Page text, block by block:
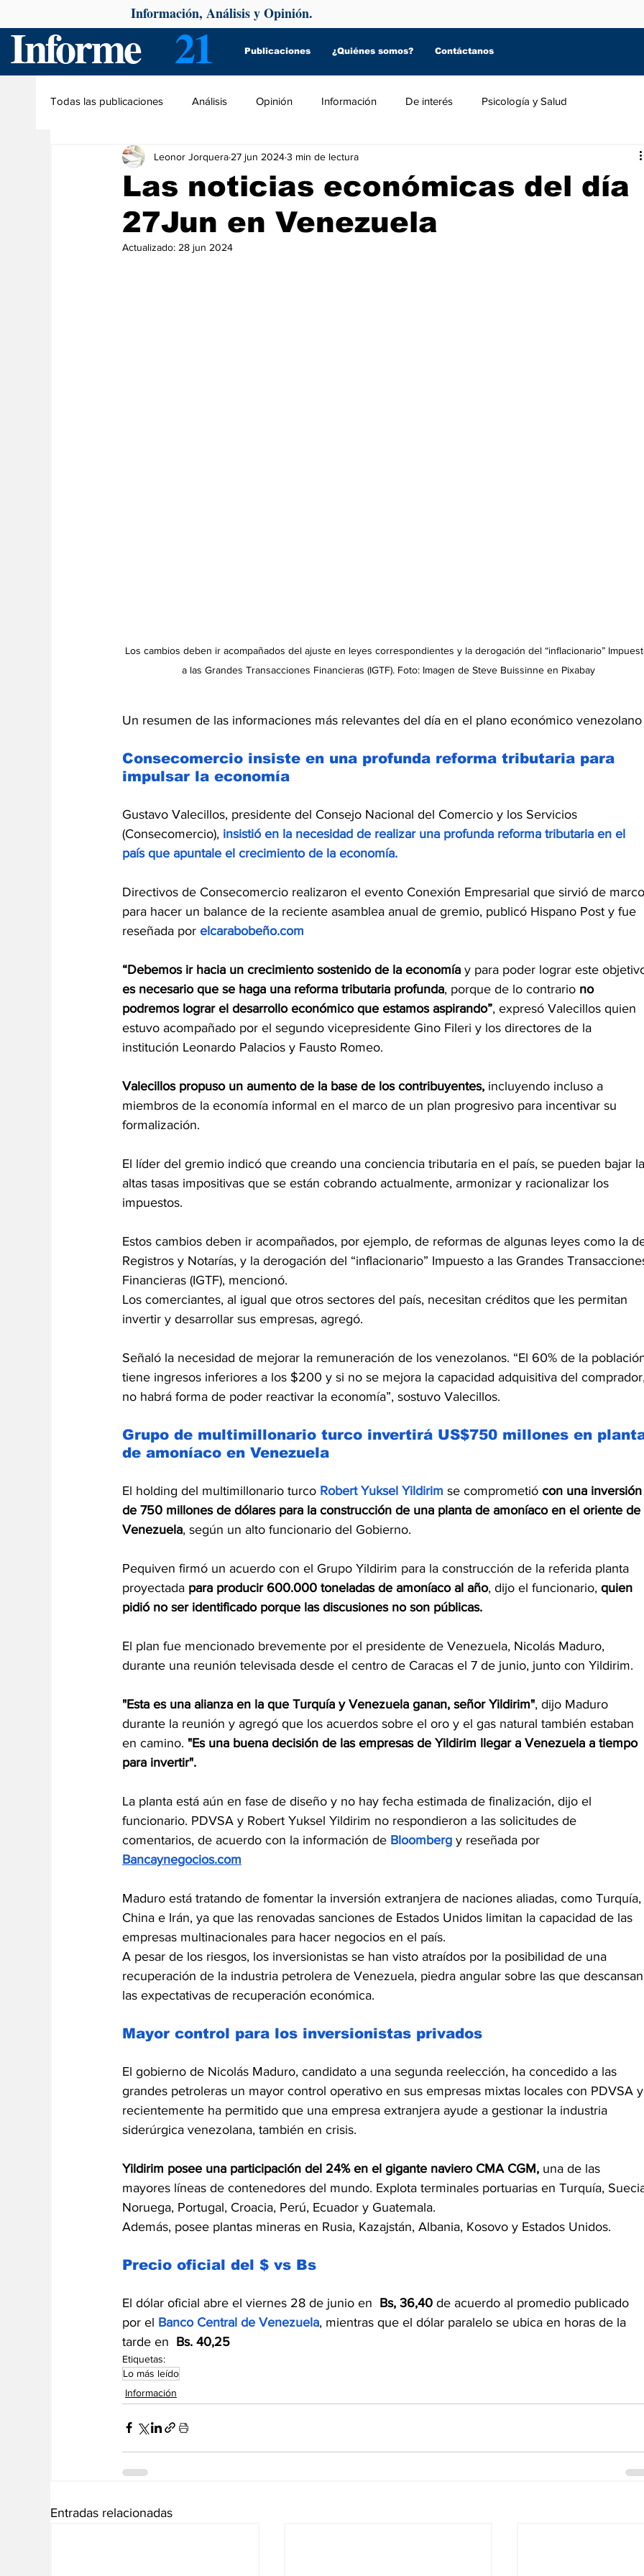
Informe 21 Publicaciones ¿Quiénes somos? Contáctanos
Información, Análisis y Opinión.
Todas las publicaciones Análisis Opinión Información De interés Psicología y Salud
Las noticias económicas del día
27Jun en Venezuela
Leonor Jorquera 27 jun 20243 min de lectura
Actualizado: 28 jun 2024
Los cambios deben ir acompañados del ajuste en leyes correspondientes y la derogación del “inflacionario”
a las Grandes Transacciones Financieras (IGTF). Foto: Imagen de Steve Buissinne en Pixabay
Un resumen de las informaciones más relevantes del día en el plano económico venezolano
Consecomercio insiste en una profunda reforma tributaria para
impulsar la economía
Gustavo Valecillos, presidente del Consejo Nacional del Comercio y los Servicios
(Consecomercio), insistió en la necesidad de realizar una profunda reforma tributaria en el
país que apuntale el crecimiento de la economía.
Directivos de Consecomercio realizaron el evento Conexión Empresarial que sirvió de
para hacer un balance de la reciente asamblea anual de gremio, publicó Hispano Post y fue
reseñada por elcarabobeño.com
“Debemos ir hacia un crecimiento sostenido de la economía y para poder lograr este
es necesario que se haga una reforma tributaria profunda, porque de lo contrario no
podremos lograr el desarrollo económico que estamos aspirando”, expresó Valecillos quien
estuvo acompañado por el segundo vicepresidente Gino Fileri y los directores de la
institución Leonardo Palacios y Fausto Romeo.
Valecillos propuso un aumento de la base de los contribuyentes, incluyendo incluso a
miembros de la economía informal en el marco de un plan progresivo para incentivar su
formalización.
El líder del gremio indicó que creando una conciencia tributaria en el país, se pueden bajar
altas tasas impositivas que se están cobrando actualmente, armonizar y racionalizar los
impuestos.
Estos cambios deben ir acompañados, por ejemplo, de reformas de algunas leyes como la
Registros y Notarías, y la derogación del “inflacionario” Impuesto a las Grandes
Financieras (IGTF), mencionó.
Los comerciantes, al igual que otros sectores del país, necesitan créditos que les permitan
invertir y desarrollar sus empresas, agregó.
Señaló la necesidad de mejorar la remuneración de los venezolanos. “El 60% de la
tiene ingresos inferiores a los $200 y si no se mejora la capacidad adquisitiva del
no habrá forma de poder reactivar la economía”, sostuvo Valecillos.
Grupo de multimillonario turco invertirá US$750 millones en
de amoníaco en Venezuela
El holding del multimillonario turco Robert Yuksel Yildirim se comprometió con una
de 750 millones de dólares para la construcción de una planta de amoníaco en el oriente de
Venezuela, según un alto funcionario del Gobierno.
Pequiven firmó un acuerdo con el Grupo Yildirim para la construcción de la referida planta
proyectada para producir 600.000 toneladas de amoníaco al año, dijo el funcionario, quien
pidió no ser identificado porque las discusiones no son públicas.
El plan fue mencionado brevemente por el presidente de Venezuela, Nicolás Maduro,
durante una reunión televisada desde el centro de Caracas el 7 de junio, junto con Yildirim.
"Esta es una alianza en la que Turquía y Venezuela ganan, señor Yildirim", dijo Maduro
durante la reunión y agregó que los acuerdos sobre el oro y el gas natural también estaban
en camino. "Es una buena decisión de las empresas de Yildirim llegar a Venezuela a tiempo
para invertir".
La planta está aún en fase de diseño y no hay fecha estimada de finalización, dijo el
funcionario. PDVSA y Robert Yuksel Yildirim no respondieron a las solicitudes de
comentarios, de acuerdo con la información de Bloomberg y reseñada por
Bancaynegocios.com
Maduro está tratando de fomentar la inversión extranjera de naciones aliadas, como Turquía,
China e Irán, ya que las renovadas sanciones de Estados Unidos limitan la capacidad de las
empresas multinacionales para hacer negocios en el país.
A pesar de los riesgos, los inversionistas se han visto atraídos por la posibilidad de una
recuperación de la industria petrolera de Venezuela, piedra angular sobre las que
las expectativas de recuperación económica.
Mayor control para los inversionistas privados
El gobierno de Nicolás Maduro, candidato a una segunda reelección, ha concedido a las
grandes petroleras un mayor control operativo en sus empresas mixtas locales con PDVSA
recientemente ha permitido que una empresa extranjera ayude a gestionar la industria
siderúrgica venezolana, también en crisis.
Yildirim posee una participación del 24% en el gigante naviero CMA CGM, una de las
mayores líneas de contenedores del mundo. Explota terminales portuarias en Turquía,
Noruega, Portugal, Croacia, Perú, Ecuador y Guatemala.
Además, posee plantas mineras en Rusia, Kazajstán, Albania, Kosovo y Estados Unidos.
Precio oficial del $ vs Bs
El dólar oficial abre el viernes 28 de junio en Bs, 36,40 de acuerdo al promedio publicado
por el Banco Central de Venezuela, mientras que el dólar paralelo se ubica en horas de la
tarde en Bs. 40,25
Etiquetas:
Lo más leído
Información
Entradas relacionadas